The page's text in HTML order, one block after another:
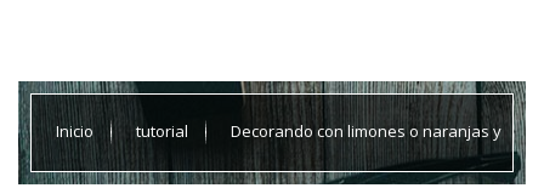
Inicio tutorial Decorando con limones o naranjas y